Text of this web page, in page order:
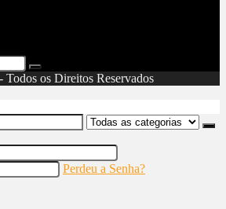
Todos os Direitos Reservados
Perdeu a Senha?